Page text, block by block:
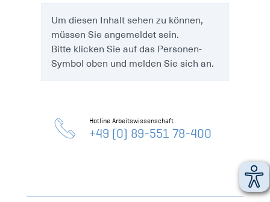
Hotline Arbeitswissenschaft
+49 (0) 89-551 78-400
Um diesen Inhalt sehen zu können,
müssen Sie angemeldet sein.
Bitte klicken Sie auf das Personen-
Symbol oben und melden Sie sich an.